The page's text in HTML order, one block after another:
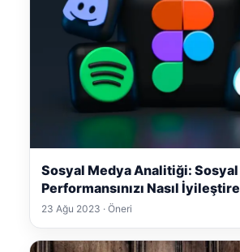
Sosyal Medya Analitiği:
Performansınızı Nasıl
23 Ağu 2023 · Öneri